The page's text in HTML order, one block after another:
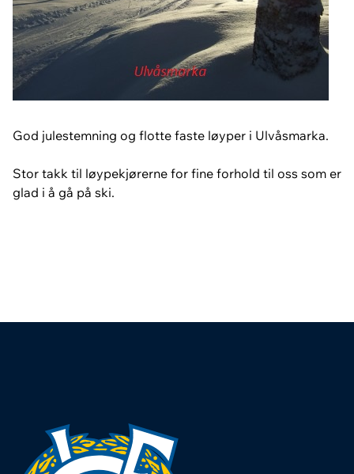
God julestemning og flotte faste løyper i Ulvåsmarka.
Stor takk til løypekjørerne for fine forhold til oss som er
glad i å gå på ski.